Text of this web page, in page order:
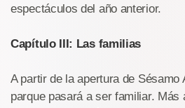
espectáculos del año anterior.
Capítulo III: Las familias
A partir de la apertura de Sésamo
parque pasará a ser familiar. Más